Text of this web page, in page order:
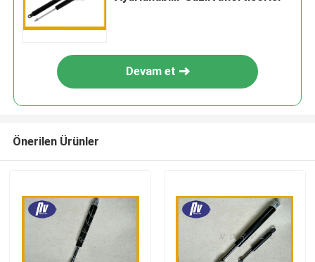
Devam et
Önerilen Ürünler